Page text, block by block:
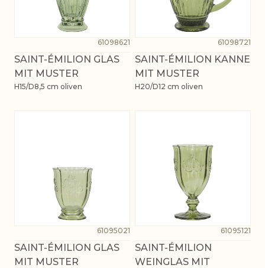
61098621
SAINT-ÉMILION GLAS
MIT MUSTER
H15/D8,5 cm oliven
61098721
SAINT-ÉMILION KANNE
MIT MUSTER
H20/D12 cm oliven
61095021
SAINT-ÉMILION GLAS
MIT MUSTER
61095121
SAINT-ÉMILION
WEINGLAS MIT